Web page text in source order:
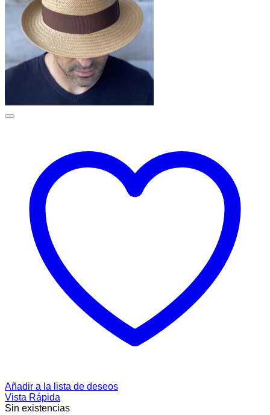
Añadir a la lista de deseos
Vista Rápida
Sin existencias